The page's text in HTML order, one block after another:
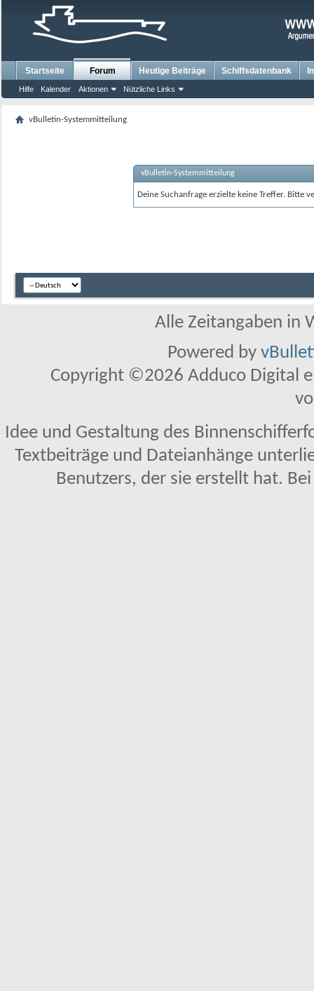
Startseite Forum
Hilfe Kalender Aktionen Nützliche Links
Heutige Beiträge Schiffsdatenbank
vBulletin-Systemmitteilung
vBulletin-Systemmitteilung
Deine Suchanfrage erzielte keine Treffer. Bitte
Alle Zeitangaben in
Powered by
Copyright ©2026 Adduco Digital
Idee und Gestaltung des
Textbeiträge und Dateianhänge
Benutzers, der sie erstellt hat.